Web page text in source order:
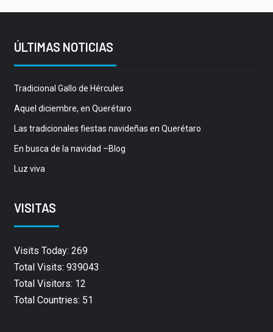
ÚLTIMAS NOTICIAS
Tradicional Gallo de Hércules
Aquel diciembre, en Querétaro
Las tradicionales fiestas navideñas en Querétaro
En busca de la navidad –Blog
Luz viva
VISITAS
Visits Today: 269
Total Visits: 939043
Total Visitors: 12
Total Countries: 51